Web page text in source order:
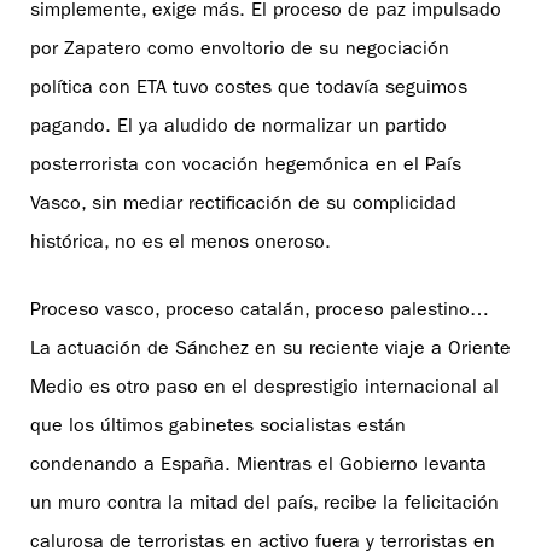
simplemente, exige más. El proceso de paz impulsado
por Zapatero como envoltorio de su negociación
política con ETA tuvo costes que todavía seguimos
pagando. El ya aludido de normalizar un partido
posterrorista con vocación hegemónica en el País
Vasco, sin mediar rectificación de su complicidad
histórica, no es el menos oneroso.
Proceso vasco, proceso catalán, proceso palestino…
La actuación de Sánchez en su reciente viaje a Oriente
Medio es otro paso en el desprestigio internacional al
que los últimos gabinetes socialistas están
condenando a España. Mientras el Gobierno levanta
un muro contra la mitad del país, recibe la felicitación
calurosa de terroristas en activo fuera y terroristas en